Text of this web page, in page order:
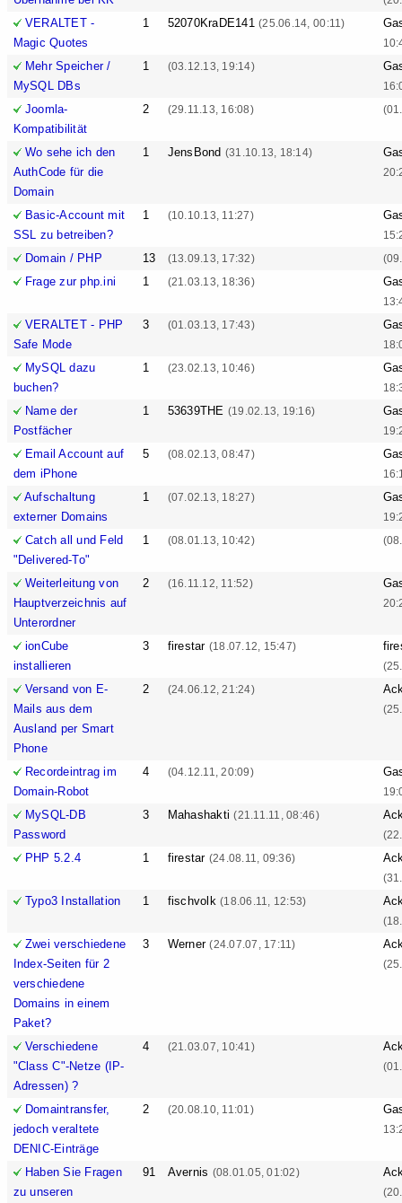
VERALTET -
Magic Quotes
1 52070KraDE141(25.06.14, 00:11)
Mehr Speicher /
MySQL DBs
1 (03.12.13, 19:14)
Joomla-
Kompatibilität
2 (29.11.13, 16:08)
Wo sehe ich den
AuthCode für die
Domain
1 JensBond (31.10.13, 18:14)
Basic-Account mit
SSL zu betreiben?
1 (10.10.13, 11:27)
Domain / PHP 13 (13.09.13, 17:32)
Frage zur php.ini 1 (21.03.13, 18:36)
VERALTET - PHP
Safe Mode
3 (01.03.13, 17:43)
MySQL dazu
buchen?
1 (23.02.13, 10:46)
Name der
Postfächer
1 53639THE (19.02.13, 19:16)
Email Account auf
dem iPhone
5 (08.02.13, 08:47)
Aufschaltung
externer Domains
1 (07.02.13, 18:27)
Catch all und Feld
"Delivered-To"
1 (08.01.13, 10:42)
Weiterleitung von
Hauptverzeichnis auf
Unterordner
2 (16.11.12, 11:52)
ionCube
installieren
3 firestar (18.07.12, 15:47)
Versand von E-
Mails aus dem
Ausland per Smart
Phone
2 (24.06.12, 21:24)
Recordeintrag im
Domain-Robot
4 (04.12.11, 20:09)
MySQL-DB
Password
3 Mahashakti(21.11.11, 08:46)
PHP 5.2.4 1 firestar (24.08.11, 09:36)
Typo3 Installation 1 fischvolk(18.06.11, 12:53)
Zwei verschiedene
Index-Seiten für 2
verschiedene
Domains in einem
Paket?
3 Werner(24.07.07, 17:11)
Verschiedene
"Class C"-Netze (IP-
Adressen) ?
4 (21.03.07, 10:41)
Domaintransfer,
jedoch veraltete
DENIC-Einträge
2 (20.08.10, 11:01)
Haben Sie Fragen
zu unseren
91 Avernis (08.01.05, 01:02)